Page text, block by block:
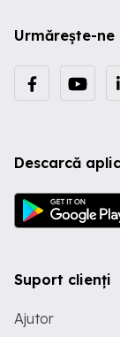
Urmărește-ne
Descarcă
Suport clienți
Ajutor